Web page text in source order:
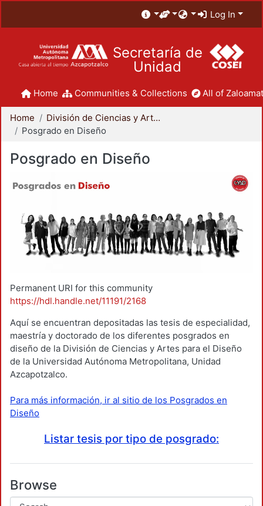
Log In
Secretaría de
Unidad
Home Communities & Collections All of
Home
División de Ciencias y Artes para el Diseño
Posgrado en Diseño
Posgrado en Diseño
Permanent URI for this community
https://hdl.handle.net/11191/2168
Aquí se encuentran depositadas las tesis de especialidad,
maestría y doctorado de los diferentes posgrados en
diseño de la División de Ciencias y Artes para el Diseño
de la Universidad Autónoma Metropolitana, Unidad
Azcapotzalco.
Para más información, ir al sitio de los Posgrados en
Diseño
Listar tesis por tipo de posgrado:
Browse